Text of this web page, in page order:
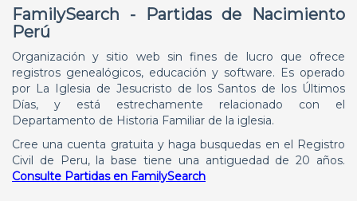
FamilySearch - Partidas de Nacimiento
Perú
Organización y sitio web sin fines de lucro que ofrece
registros genealógicos, educación y software. Es operado
por La Iglesia de Jesucristo de los Santos de los Últimos
Días, y está estrechamente relacionado con el
Departamento de Historia Familiar de la iglesia.
Cree una cuenta gratuita y haga busquedas en el Registro
Civil de Peru, la base tiene una antiguedad de 20 años.
Consulte Partidas en FamilySearch